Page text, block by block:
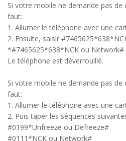
Si votre mobile ne demande pas de
faut:
1. Allumer le téléphone avec une
2. Ensuite, saisir
*#7465625*638*NCK ou Network#
Le téléphone est déverrouillé.
Si votre mobile ne demande pas de
faut:
1. Allumer le téléphone avec une
2. Puis taper les séquences
#0199*Unfreeze ou Defreeze#
#0111*NCK ou Network#